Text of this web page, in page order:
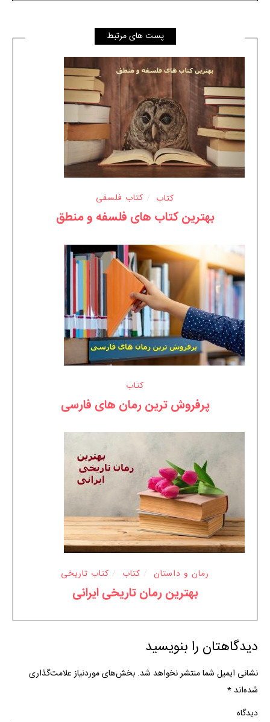
پست های مرتبط
کتاب کتاب فلسفی
بهترین کتاب های فلسفه و منطق
کتاب
پرفروش ترین رمان های فارسی
رمان و داستان کتاب کتاب تاریخی
بهترین رمان تاریخی ایرانی
دیدگاهتان را بنویسید
نشانی ایمیل شما منتشر نخواهد شد. بخش‌های موردنیاز علامت‌گذاری
شده‌اند *
دیدگاه